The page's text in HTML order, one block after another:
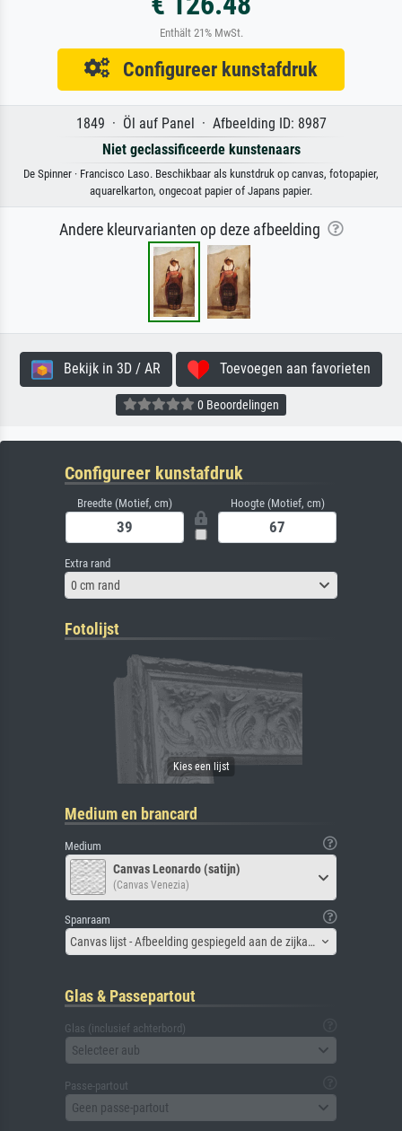
Enthält 21% MwSt.
Configureer kunstafdruk
1849 · Öl auf Panel · Afbeelding ID: 8987
Niet geclassificeerde kunstenaars
De Spinner · Francisco Laso. Beschikbaar als kunstdruk op canvas, fotopapier,
aquarelkarton, ongecoat papier of Japans papier.
Andere kleurvarianten op deze afbeelding
Bekijk in 3D / AR Toevoegen aan favorieten
0 Beoordelingen
Configureer kunstafdruk
Breedte (Motief, cm) Hoogte (Motief, cm)
Extra rand
0 cm rand
Fotolijst
Medium en brancard
Medium
Canvas Leonardo (satijn)
(Canvas Venezia)
Spanraam
Canvas lijst - Afbeelding gespiegeld aan de zijkant
Glas & Passepartout
Glas (inclusief achterbord)
Selecteer aub
Passe-partout
Geen passe-partout